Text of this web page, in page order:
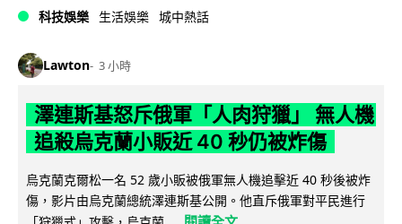
科技娛樂 生活娛樂 城中熱話
Lawton 3 小時
澤連斯基怒斥俄軍「人肉狩獵」 無人機
追殺烏克蘭小販近 40 秒仍被炸傷
烏克蘭克爾松一名 52 歲小販被俄軍無人機追擊近 40 秒後被炸
傷，影片由烏克蘭總統澤連斯基公開。他直斥俄軍對平民進行